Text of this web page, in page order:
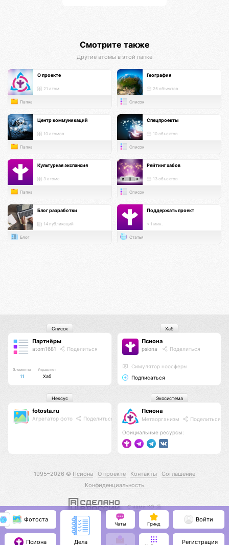
Смотрите также
Другие атомы в этой папке
О проекте
21 атом
Папка
География
25 объектов
Список
Центр коммуникаций
10 атомов
Папка
Спецпроекты
10 объектов
Список
Культурная экспансия
3 атома
Папка
Рейтинг хабов
13 объектов
Список
Блог разработки
14 публикаций
Блог
Поддержать проект
< 1 мин.
Статья
Партнёры
atom1681 Поделиться
Элементы
11
Управляет
Хаб
Список
Псиона
psiona Поделиться
Cимулятор ноосферы
Подписаться
Хаб
fotosta.ru
Агрегатор фото Поделиться
Нексус
Псиона
Метаорганизм Поделиться
Официальные ресурсы:
Экосистема
1995–2026 © Псиона О проекте Контакты
Соглашение
Конфиденциальность
С нами КО 🕉️
Фотоста
Псиона Дела
Чаты Гринд
Войти
Регистрация